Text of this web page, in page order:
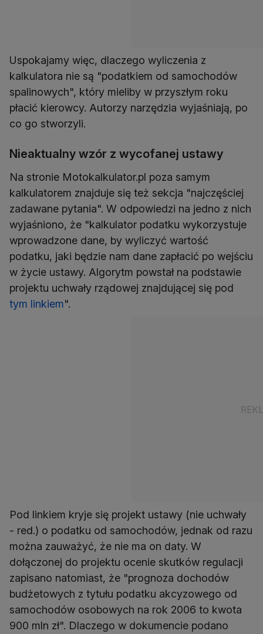
Uspokajamy więc, dlaczego wyliczenia z
kalkulatora nie są "podatkiem od samochodów
spalinowych", który mieliby w przyszłym roku
płacić kierowcy. Autorzy narzędzia wyjaśniają, po
co go stworzyli.
Nieaktualny wzór z wycofanej ustawy
Na stronie Motokalkulator.pl poza samym
kalkulatorem znajduje się też sekcja "najczęściej
zadawane pytania". W odpowiedzi na jedno z nich
wyjaśniono, że "kalkulator podatku wykorzystuje
wprowadzone dane, by wyliczyć wartość
podatku, jaki będzie nam dane zapłacić po wejściu
w życie ustawy. Algorytm powstał na podstawie
projektu uchwały rządowej znajdującej się pod
tym linkiem".
Pod linkiem kryje się projekt ustawy (nie uchwały
- red.) o podatku od samochodów, jednak od razu
można zauważyć, że nie ma on daty. W
dołączonej do projektu ocenie skutków regulacji
zapisano natomiast, że "prognoza dochodów
budżetowych z tytułu podatku akcyzowego od
samochodów osobowych na rok 2006 to kwota
900 mln zł". Dlaczego w dokumencie podano